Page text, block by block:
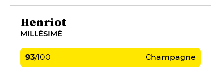
Henriot
MILLÉSIMÉ
93/100 Champagne